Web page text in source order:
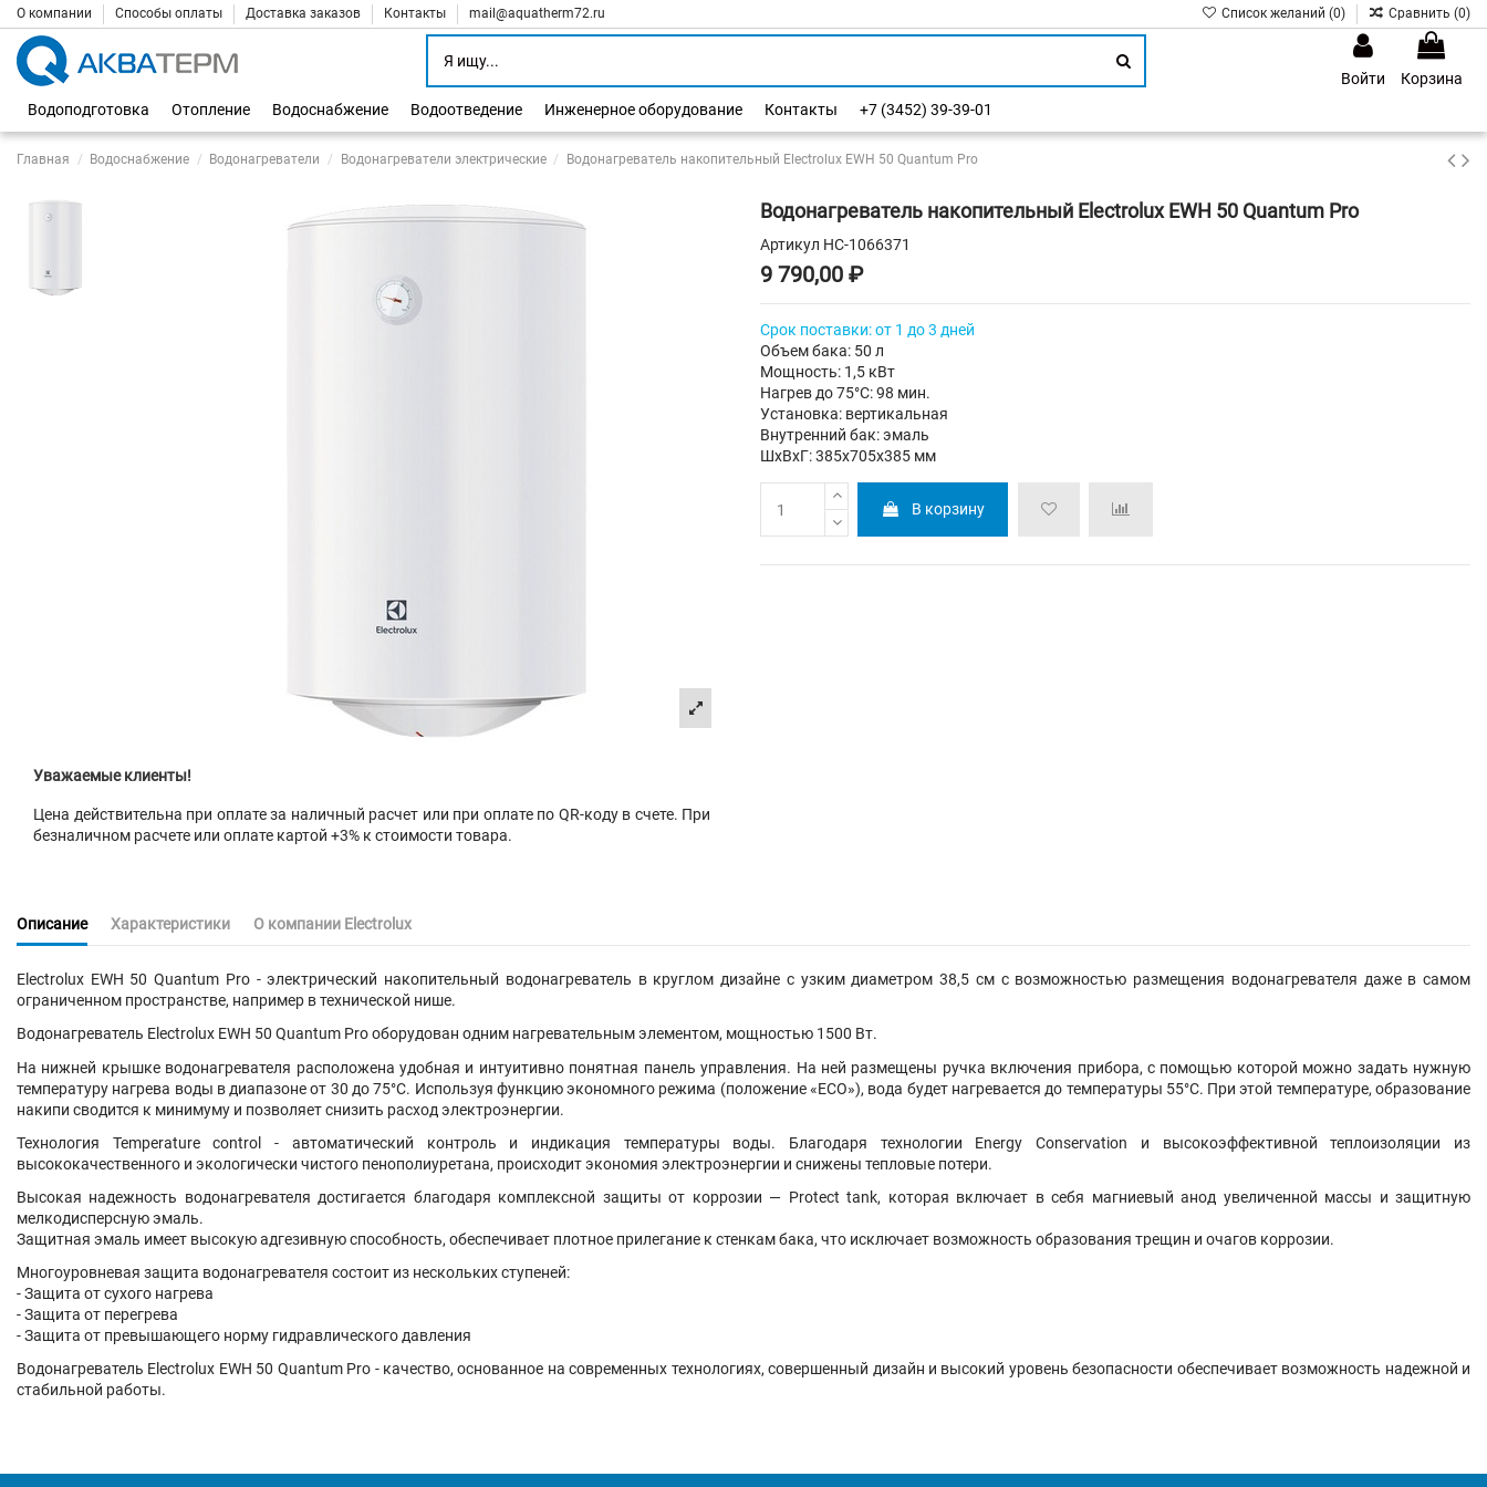
О компании Способы оплаты Доставка заказов Контакты mail@aquatherm72.ru Список желаний (0) Сравнить (0)
Войти
Корзина
Водоподготовка
Отопление Водоснабжение Водоотведение Инженерное оборудование Контакты +7 (3452) 39-39-01
Главная Водоснабжение Водонагреватели Водонагреватели электрические Водонагреватель накопительный Electrolux EWH 50 Quantum Pro
Уважаемые клиенты!
Цена действительна при оплате за наличный расчет или при оплате по QR-коду в счете. При
безналичном расчете или оплате картой +3% к стоимости товара.
Водонагреватель накопительный Electrolux EWH 50 Quantum Pro
Артикул НС-1066371
9 790,00 ₽
Срок поставки: от 1 до 3 дней
Объем бака: 50 л
Мощность: 1,5 кВт
Нагрев до 75°С: 98 мин.
Установка: вертикальная
Внутренний бак: эмаль
ШхВхГ: 385х705х385 мм
В корзину
Описание Характеристики О компании Electrolux
Electrolux EWH 50 Quantum Pro - электрический накопительный водонагреватель в круглом дизайне с узким диаметром 38,5 см с возможностью размещения водонагревателя даже в самом
ограниченном пространстве, например в технической нише.
Водонагреватель Electrolux EWH 50 Quantum Pro оборудован одним нагревательным элементом, мощностью 1500 Вт.
На нижней крышке водонагревателя расположена удобная и интуитивно понятная панель управления. На ней размещены ручка включения прибора, с помощью которой можно задать нужную
температуру нагрева воды в диапазоне от 30 до 75°С. Используя функцию экономного режима (положение «ЕCO»), вода будет нагревается до температуры 55°С. При этой температуре, образование
накипи сводится к минимуму и позволяет снизить расход электроэнергии.
Технология Temperature control - автоматический контроль и индикация температуры воды. Благодаря технологии Energy Conservation и высокоэффективной теплоизоляции из
высококачественного и экологически чистого пенополиуретана, происходит экономия электроэнергии и снижены тепловые потери.
Высокая надежность водонагревателя достигается благодаря комплексной защиты от коррозии — Protect tank, которая включает в себя магниевый анод увеличенной массы и защитную
мелкодисперсную эмаль.
Защитная эмаль имеет высокую адгезивную способность, обеспечивает плотное прилегание к стенкам бака, что исключает возможность образования трещин и очагов коррозии.
Многоуровневая защита водонагревателя состоит из нескольких ступеней:
- Защита от сухого нагрева
- Защита от перегрева
- Защита от превышающего норму гидравлического давления
Водонагреватель Electrolux EWH 50 Quantum Pro - качество, основанное на современных технологиях, совершенный дизайн и высокий уровень безопасности обеспечивает возможность надежной и
стабильной работы.